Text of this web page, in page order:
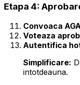
Etapa 4:
Convoaca AGA
Voteaza
Autentifica
Simplificare:
intotdeauna.